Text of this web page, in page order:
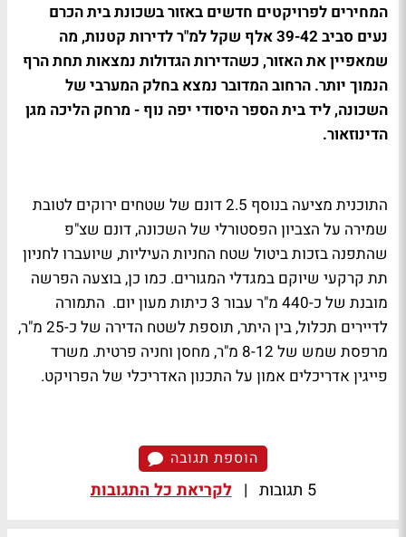
המחירים לפרויקטים חדשים באזור בשכונת בית הכרם
נעים סביב 39-42 אלף שקל למ"ר לדירות קטנות, מה
שמאפיין את האזור, כשהדירות הגדולות נמצאות תחת הרף
הנמוך יותר. הרחוב המדובר נמצא בחלק המערבי של
השכונה, ליד בית הספר היסודי יפה נוף - מרחק הליכה מגן
הדינוזאור.
התוכנית מציעה בנוסף 2.5 דונם של שטחים ירוקים לטובת
שמירה על הצביון הפסטורלי של השכונה, דונם שצ"פ
שהתפנה בזכות ביטול שטח החניות העיליות, שיועברו לחניון
תת קרקעי שיוקם במגדלי המגורים. כמו כן, בוצעה הפרשה
מובנת של כ-440 מ"ר עבור 3 כיתות מעון יום. התמורה
לדיירים תכלול, בין היתר, תוספת לשטח הדירה של כ-25 מ"ר,
מרפסת שמש של 8-12 מ"ר, מחסן וחניה פרטית. משרד
פייגין אדריכלים אמון על התכנון האדריכלי של הפרויקט.
הוספת תגובה
5 תגובות | לקריאת כל התגובות